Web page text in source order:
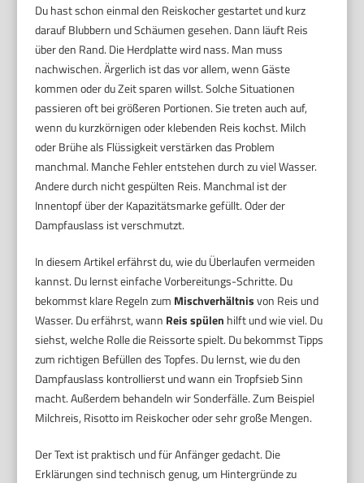
Du hast schon einmal den Reiskocher gestartet und kurz
darauf Blubbern und Schäumen gesehen. Dann läuft Reis
über den Rand. Die Herdplatte wird nass. Man muss
nachwischen. Ärgerlich ist das vor allem, wenn Gäste
kommen oder du Zeit sparen willst. Solche Situationen
passieren oft bei größeren Portionen. Sie treten auch auf,
wenn du kurzkörnigen oder klebenden Reis kochst. Milch
oder Brühe als Flüssigkeit verstärken das Problem
manchmal. Manche Fehler entstehen durch zu viel Wasser.
Andere durch nicht gespülten Reis. Manchmal ist der
Innentopf über der Kapazitätsmarke gefüllt. Oder der
Dampfauslass ist verschmutzt.
In diesem Artikel erfährst du, wie du Überlaufen vermeiden
kannst. Du lernst einfache Vorbereitungs-Schritte. Du
bekommst klare Regeln zum Mischverhältnisvon Reis und
Wasser. Du erfährst, wann Reis spülen hilft und wie viel. Du
siehst, welche Rolle die Reissorte spielt. Du bekommst Tipps
zum richtigen Befüllen des Topfes. Du lernst, wie du den
Dampfauslass kontrollierst und wann ein Tropfsieb Sinn
macht. Außerdem behandeln wir Sonderfälle. Zum Beispiel
Milchreis, Risotto im Reiskocher oder sehr große Mengen.
Der Text ist praktisch und für Anfänger gedacht. Die
Erklärungen sind technisch genug, um Hintergründe zu